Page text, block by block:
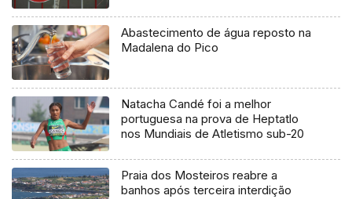
Abastecimento de água reposto na
Madalena do Pico
Natacha Candé foi a melhor
portuguesa na prova de Heptatlo
nos Mundiais de Atletismo sub-20
Praia dos Mosteiros reabre a
banhos após terceira interdição